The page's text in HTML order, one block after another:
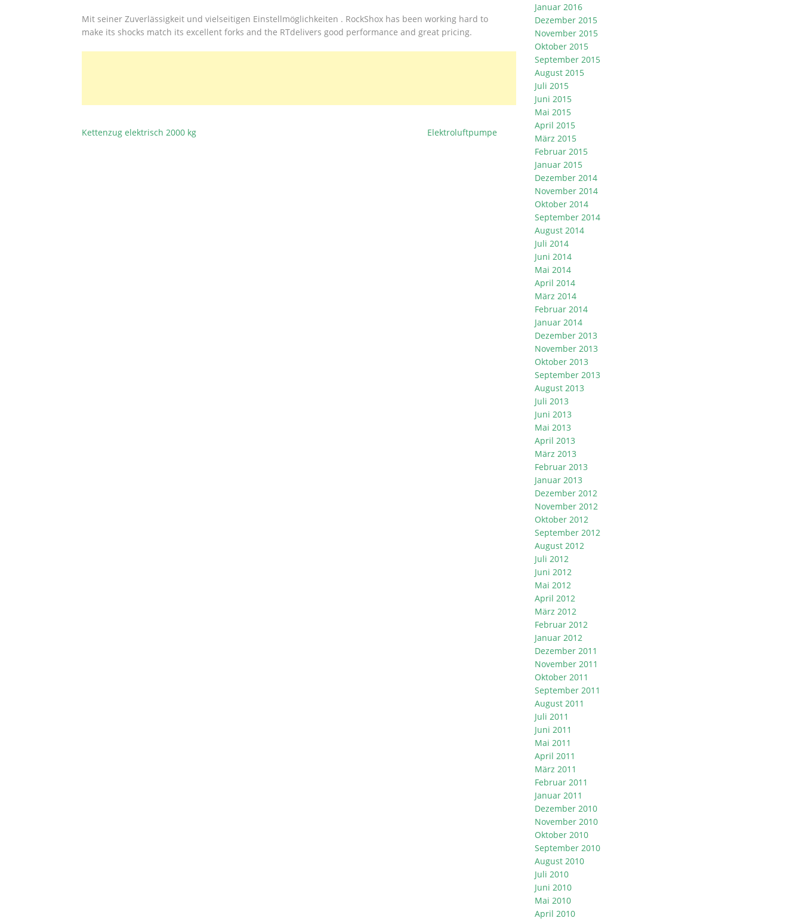
Mit seiner Zuverlässigkeit und vielseitigen Einstellmöglichkeiten . RockShox has been working hard to
make its shocks match its excellent forks and the RTdelivers good performance and great pricing.
BEITRAGSNAVIGATION
Kettenzug elektrisch 2000 kg Elektroluftpumpe
Januar 2016
Dezember 2015
November 2015
Oktober 2015
September 2015
August 2015
Juli 2015
Juni 2015
Mai 2015
April 2015
März 2015
Februar 2015
Januar 2015
Dezember 2014
November 2014
Oktober 2014
September 2014
August 2014
Juli 2014
Juni 2014
Mai 2014
April 2014
März 2014
Februar 2014
Januar 2014
Dezember 2013
November 2013
Oktober 2013
September 2013
August 2013
Juli 2013
Juni 2013
Mai 2013
April 2013
März 2013
Februar 2013
Januar 2013
Dezember 2012
November 2012
Oktober 2012
September 2012
August 2012
Juli 2012
Juni 2012
Mai 2012
April 2012
März 2012
Februar 2012
Januar 2012
Dezember 2011
November 2011
Oktober 2011
September 2011
August 2011
Juli 2011
Juni 2011
Mai 2011
April 2011
März 2011
Februar 2011
Januar 2011
Dezember 2010
November 2010
Oktober 2010
September 2010
August 2010
Juli 2010
Juni 2010
Mai 2010
April 2010